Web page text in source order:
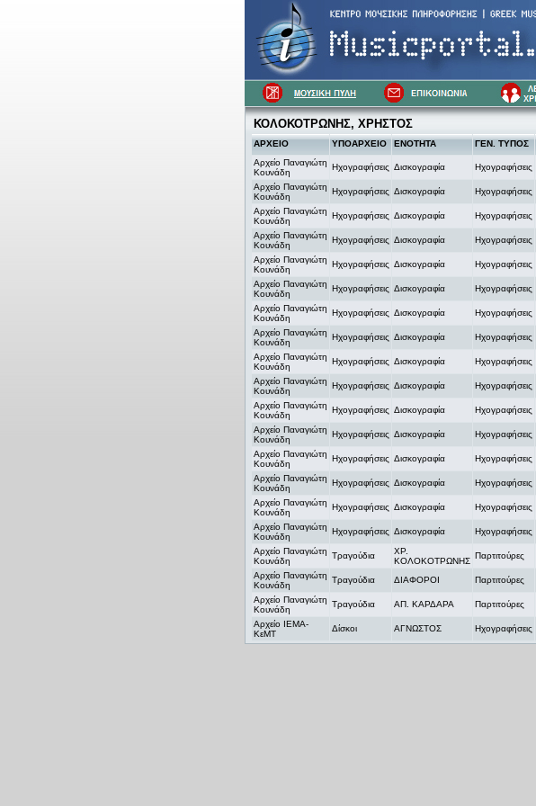
ΚΟΛΟΚΟΤΡΩΝΗΣ, ΧΡΗΣΤΟΣ
ΑΡΧΕΙΟ ΥΠΟΑΡΧΕΙΟ ΕΝΟΤΗΤΑ ΓΕΝ. ΤΥΠΟΣ
Αρχείο Παναγιώτη
Κουνάδη
Ηχογραφήσεις Δισκογραφία Ηχογραφήσεις
Αρχείο Παναγιώτη
Κουνάδη
Ηχογραφήσεις Δισκογραφία Ηχογραφήσεις
Αρχείο Παναγιώτη
Κουνάδη
Ηχογραφήσεις Δισκογραφία Ηχογραφήσεις
Αρχείο Παναγιώτη
Κουνάδη
Ηχογραφήσεις Δισκογραφία Ηχογραφήσεις
Αρχείο Παναγιώτη
Κουνάδη
Ηχογραφήσεις Δισκογραφία Ηχογραφήσεις
Αρχείο Παναγιώτη
Κουνάδη
Ηχογραφήσεις Δισκογραφία Ηχογραφήσεις
Αρχείο Παναγιώτη
Κουνάδη
Ηχογραφήσεις Δισκογραφία Ηχογραφήσεις
Αρχείο Παναγιώτη
Κουνάδη
Ηχογραφήσεις Δισκογραφία Ηχογραφήσεις
Αρχείο Παναγιώτη
Κουνάδη
Ηχογραφήσεις Δισκογραφία Ηχογραφήσεις
Αρχείο Παναγιώτη
Κουνάδη
Ηχογραφήσεις Δισκογραφία Ηχογραφήσεις
Αρχείο Παναγιώτη
Κουνάδη
Ηχογραφήσεις Δισκογραφία Ηχογραφήσεις
Αρχείο Παναγιώτη
Κουνάδη
Ηχογραφήσεις Δισκογραφία Ηχογραφήσεις
Αρχείο Παναγιώτη
Κουνάδη
Ηχογραφήσεις Δισκογραφία Ηχογραφήσεις
Αρχείο Παναγιώτη
Κουνάδη
Ηχογραφήσεις Δισκογραφία Ηχογραφήσεις
Αρχείο Παναγιώτη
Κουνάδη
Ηχογραφήσεις Δισκογραφία Ηχογραφήσεις
Αρχείο Παναγιώτη
Κουνάδη
Ηχογραφήσεις Δισκογραφία Ηχογραφήσεις
Αρχείο Παναγιώτη
Κουνάδη
Τραγούδια
ΧΡ.
ΚΟΛΟΚΟΤΡΩΝΗΣ
Παρτιτούρες
Αρχείο Παναγιώτη
Κουνάδη
Τραγούδια ΔΙΑΦΟΡΟΙ Παρτιτούρες
Αρχείο Παναγιώτη
Κουνάδη
Τραγούδια ΑΠ. ΚΑΡΔΑΡΑ Παρτιτούρες
Αρχείο ΙΕΜΑ-
ΚεΜΤ
Δίσκοι ΑΓΝΩΣΤΟΣ Ηχογραφήσεις